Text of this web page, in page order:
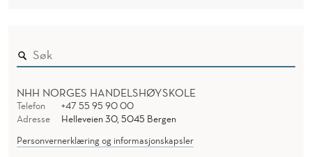
NHH NORGES HANDELSHØYSKOLE
Telefon
+47 55 95 90 00
Adresse
Helleveien 30, 5045 Bergen
Personvernerklæring og informasjonskapsler